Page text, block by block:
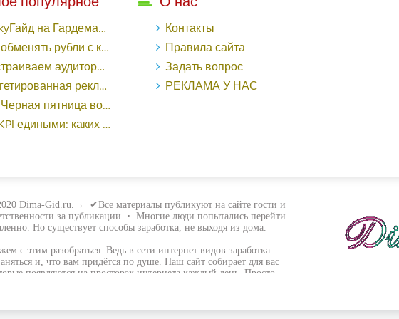
с LuckyAds: 317 279 рублей за 10 дней - «Надо знать»
рубли с карты Тинькофф на Tether ERC20 (USDT)?
таргетинг в поисковой кампании Google Ads - «Заработок»
реклама в «Одноклассниках»: как ее настроить и нужно ли - «Заработок»
во «ВКонтакте» принесла магазину подарков 221 продажу по цене 38 рублей - «Заработок»
каких маркетологов ценят - «Заработок»
Контакты
Правила сайта
Задать вопрос
РЕКЛАМА У НАС
Dima-Gid.ru.→ ✔Все материалы публикуют на сайте гости и
за публикации. • Многие люди попытались перейти
Но существует способы заработка, не выходя из дома.
с этим разобраться. Ведь в сети интернет видов заработка
и, что вам придётся по душе. Наш сайт собирает для вас
появляются на просторах интернета каждый день. Просто